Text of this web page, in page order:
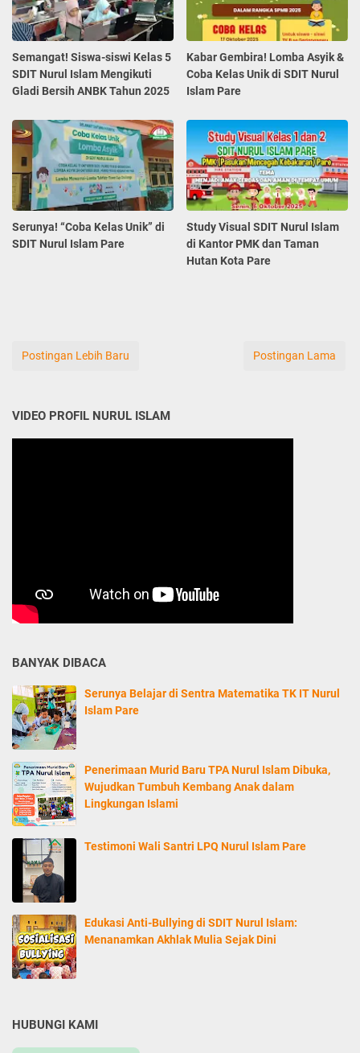
Semangat! Siswa-siswi Kelas 5
SDIT Nurul Islam Mengikuti
Gladi Bersih ANBK Tahun 2025
Kabar Gembira! Lomba Asyik &
Coba Kelas Unik di SDIT Nurul
Islam Pare
Serunya! “Coba Kelas Unik” di
SDIT Nurul Islam Pare
Study Visual SDIT Nurul Islam
di Kantor PMK dan Taman
Hutan Kota Pare
Postingan Lebih Baru Postingan Lama
VIDEO PROFIL NURUL ISLAM
BANYAK DIBACA
Serunya Belajar di Sentra Matematika TK IT Nurul
Islam Pare
Penerimaan Murid Baru TPA Nurul Islam Dibuka,
Wujudkan Tumbuh Kembang Anak dalam
Lingkungan Islami
Testimoni Wali Santri LPQ Nurul Islam Pare
Edukasi Anti-Bullying di SDIT Nurul Islam:
Menanamkan Akhlak Mulia Sejak Dini
HUBUNGI KAMI